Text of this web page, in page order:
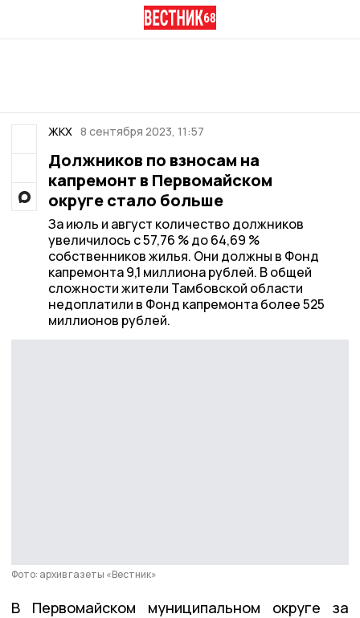
ЖКХ 8 сентября 2023, 11:57
Должников по взносам на
капремонт в Первомайском
округе стало больше
За июль и август количество должников
увеличилось с 57,76 % до 64,69 %
собственников жилья. Они должны в Фонд
капремонта 9,1 миллиона рублей. В общей
сложности жители Тамбовской области
недоплатили в Фонд капремонта более 525
миллионов рублей.
Фото: архив газеты «Вестник»
В Первомайском муниципальном округе за